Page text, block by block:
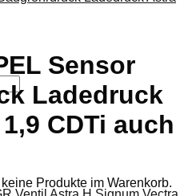
Produkte im Warenkorb.
Sensor
Ladedruck
CDTi auch